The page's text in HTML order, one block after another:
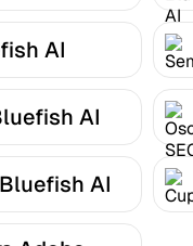
AI
AI
AI